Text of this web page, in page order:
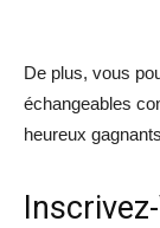
De plus, vous
échangeables
heureux